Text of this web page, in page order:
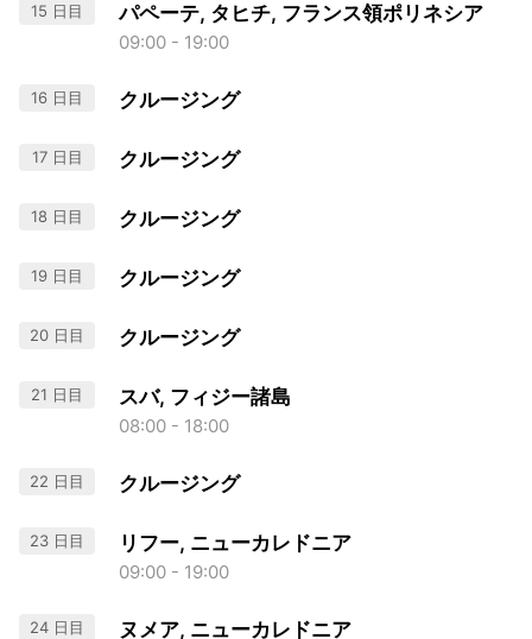
15 日目 パペーテ, タヒチ, フランス領ポリネシア
09:00 - 19:00
16 日目 クルージング
17 日目 クルージング
18 日目 クルージング
19 日目 クルージング
20 日目 クルージング
21 日目 スバ, フィジー諸島
08:00 - 18:00
22 日目 クルージング
23 日目 リフー, ニューカレドニア
09:00 - 19:00
24 日目 ヌメア, ニューカレドニア